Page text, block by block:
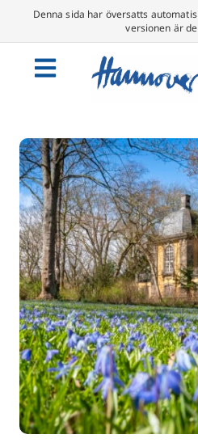
Denna sida har översatts
versionen är